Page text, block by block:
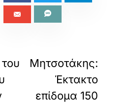
Μητσοτάκης:
Έκτακτο
επίδομα 150